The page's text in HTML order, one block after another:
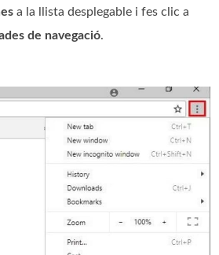
a la llista desplegable i fes clic a
de navegació.